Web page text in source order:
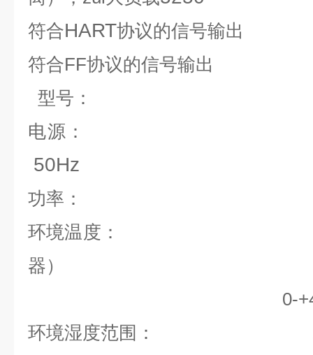
符合HART协议的信号输出
符合FF协议的信号输出
型号：
电源：
50Hz
功率：
环境温度：
器）
0-+40-
环境湿度范围：